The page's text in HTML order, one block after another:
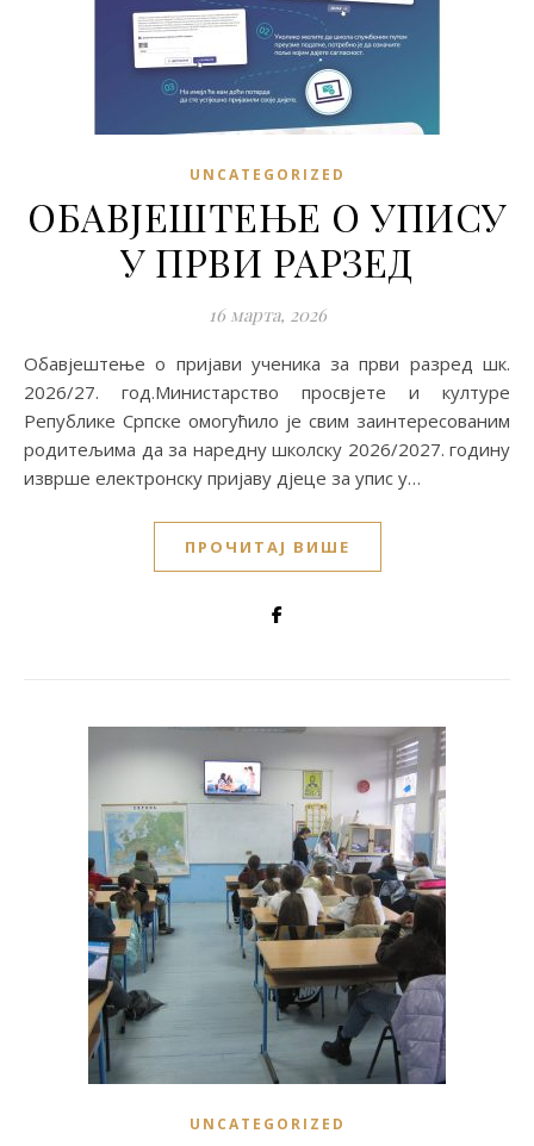
UNCATEGORIZED
ОБАВЈЕШТЕЊЕ О УПИСУ
У ПРВИ РАРЗЕД
16 марта, 2026
Обавјештење о пријави ученика за први разред шк.
2026/27. год.Министарство просвјете и културе
Републике Српске омогућило је свим заинтересованим
родитељима да за наредну школску 2026/2027. годину
изврше електронску пријаву дјеце за упис у…
ПРОЧИТАЈ ВИШЕ
UNCATEGORIZED